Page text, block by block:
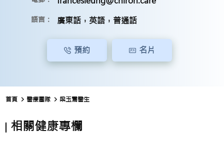
語言： 廣東話，英語，普通話
預約 名片
首頁 醫療團隊 梁玉鸞醫生
相關健康專欄